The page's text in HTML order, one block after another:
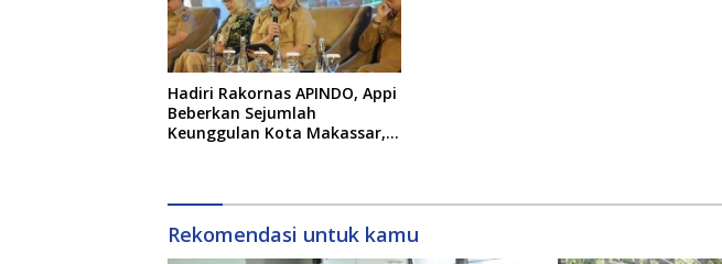
Hadiri Rakornas APINDO, Appi
Beberkan Sejumlah
Keunggulan Kota Makassar,
Rekomendasi untuk kamu